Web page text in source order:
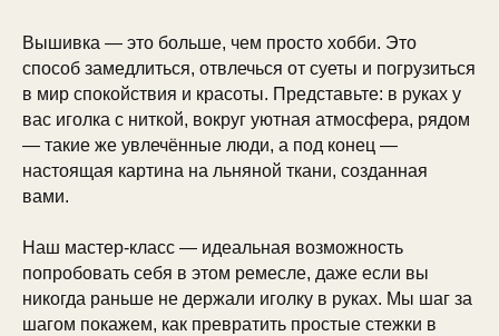
Вышивка — это больше, чем просто хобби. Это
способ замедлиться, отвлечься от суеты и погрузиться
в мир спокойствия и красоты. Представьте: в руках у
вас иголка с ниткой, вокруг уютная атмосфера, рядом
— такие же увлечённые люди, а под конец —
настоящая картина на льняной ткани, созданная
вами.
Наш мастер-класс — идеальная возможность
попробовать себя в этом ремесле, даже если вы
никогда раньше не держали иголку в руках. Мы шаг за
шагом покажем, как превратить простые стежки в